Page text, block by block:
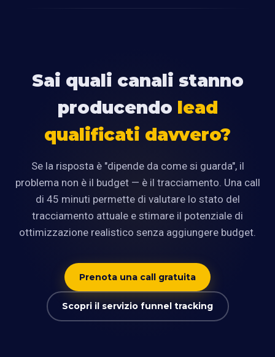
Sai quali canali stanno
producendo lead
qualificati davvero?
Se la risposta è "dipende da come si guarda", il
problema non è il budget — è il tracciamento. Una call
di 45 minuti permette di valutare lo stato del
tracciamento attuale e stimare il potenziale di
ottimizzazione realistico senza aggiungere budget.
Prenota una call gratuita
Scopri il servizio funnel tracking